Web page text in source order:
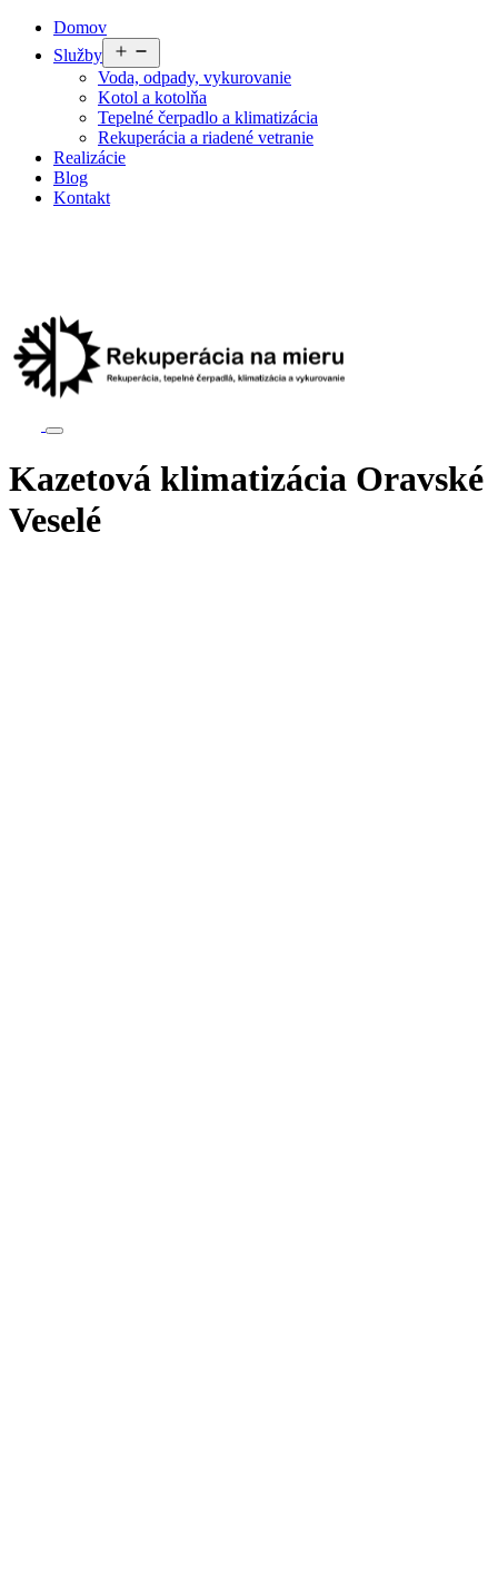
PreskočiťDomov
Služby
menu
Voda, odpady, vykurovanie
Kotol a kotolňa
Tepelné čerpadlo a klimatizácia
Rekuperácia a riadené vetranie
Realizácie
Blog
Kontakt
Kazetová klimatizácia Oravské
Veselé